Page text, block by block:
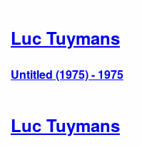
Luc Tuymans
Untitled (1975) - 1975
Luc Tuymans